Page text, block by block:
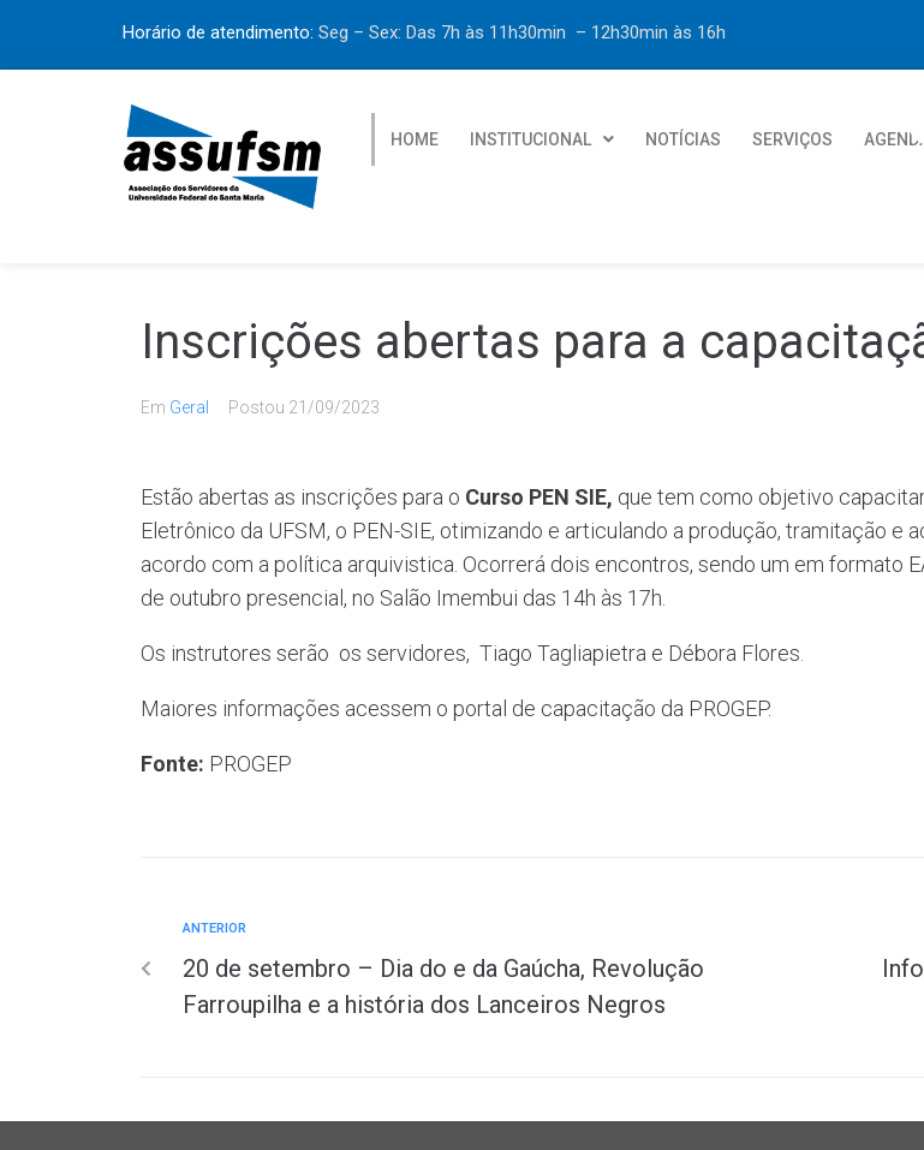
Horário de atendimento: Seg – Sex: Das 7h às 11h30min – 12h30min às 16h
HOME INSTITUCIONAL NOTÍCIAS SERVIÇOS AGENDA
Inscrições abertas para a
Em Geral Postou 21/09/2023
Estão abertas as inscrições para o Curso PEN SIE, que tem como objetivo
Eletrônico da UFSM, o PEN-SIE, otimizando e articulando a produção, tramitação
acordo com a política arquivistica. Ocorrerá dois encontros, sendo um em formato
de outubro presencial, no Salão Imembui das 14h às 17h.
Os instrutores serão os servidores, Tiago Tagliapietra e Débora Flores.
Maiores informações acessem o portal de capacitação da PROGEP.
Fonte: PROGEP
ANTERIOR
20 de setembro – Dia do e da Gaúcha, Revolução
Farroupilha e a história dos Lanceiros Negros